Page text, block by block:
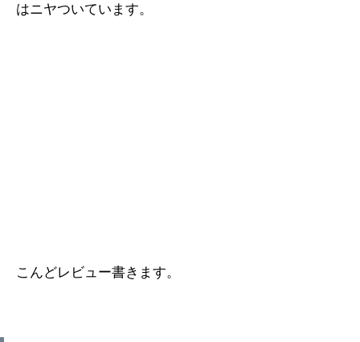
はニヤついています。
こんどレビュー書きます。